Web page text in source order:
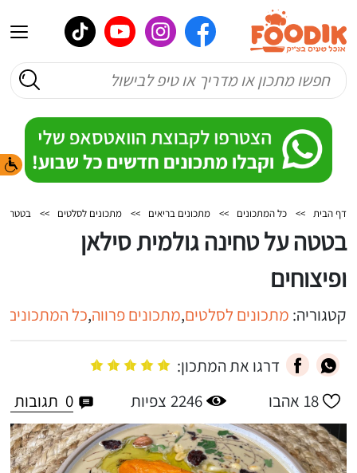
דף הבית >> כל המתכונים >> מתכונים בריאים >> מתכונים לסלטים >> בטטה
בטטה על טחינה גולמית סילאן
ופיצוחים
קטגוריה: מתכונים לסלטים,מתכונים פרווה,כל המתכונים
דרגו את המתכון:
18 אהבו 2246 צפיות 0 תגובות